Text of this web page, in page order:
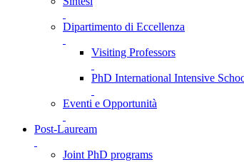
Dipartimento di Eccellenza
Visiting Professors
PhD International Intensive
Eventi e Opportunità
Post-Lauream
Joint PhD programs